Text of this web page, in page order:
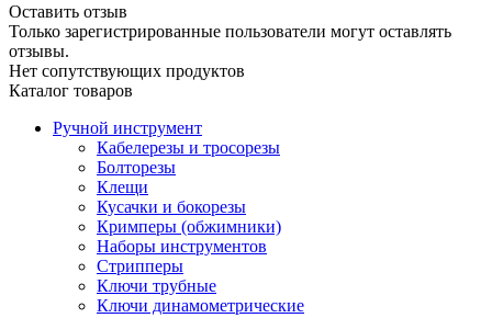
Оставить отзыв
Только зарегистрированные пользователи могут оставлять
отзывы.
Нет сопутствующих продуктов
Каталог товаров
Ручной инструмент
Кабелерезы и тросорезы
Болторезы
Клещи
Кусачки и бокорезы
Кримперы (обжимники)
Наборы инструментов
Стрипперы
Ключи трубные
Ключи динамометрические